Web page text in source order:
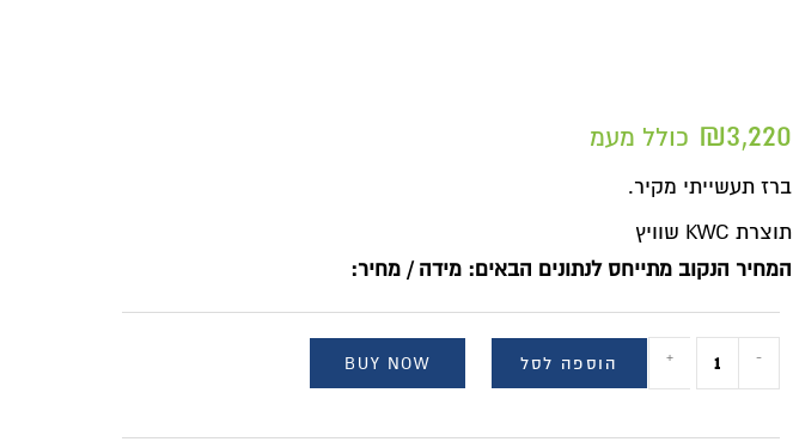
₪3,220 כולל מעמ
ברז תעשייתי מקיר.
תוצרת KWC שוויץ
המחיר הנקוב מתייחס לנתונים הבאים: מידה / מחיר:
-
+ הוספה לסל BUY NOW